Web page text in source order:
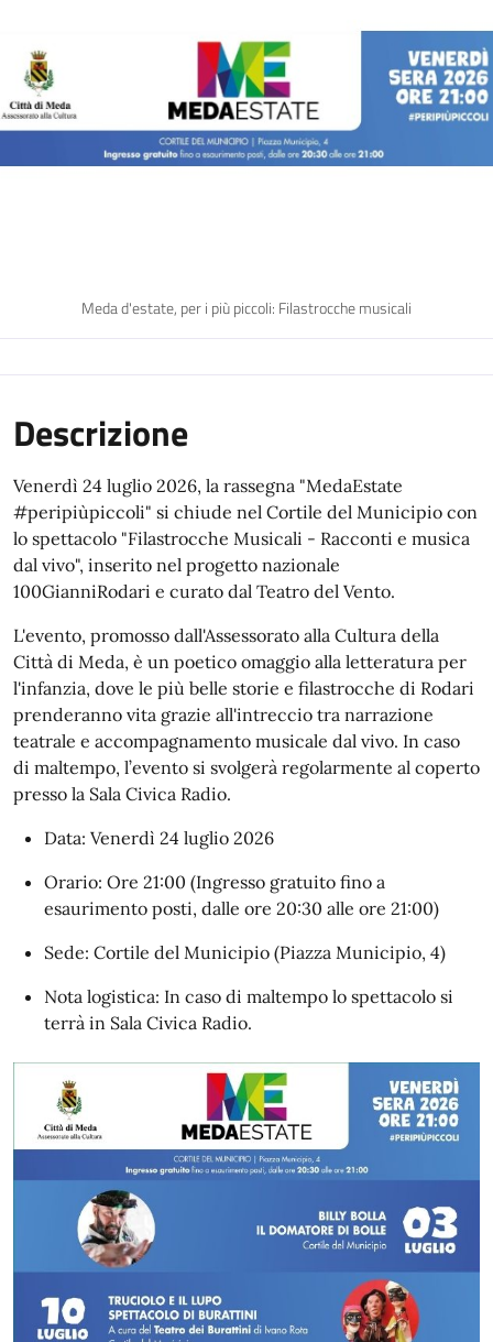
Meda d'estate, per i più piccoli: Filastrocche musicali
Descrizione
Venerdì 24 luglio 2026, la rassegna "MedaEstate
#peripiùpiccoli" si chiude nel Cortile del Municipio con
lo spettacolo "Filastrocche Musicali - Racconti e musica
dal vivo", inserito nel progetto nazionale
100GianniRodari e curato dal Teatro del Vento.
L'evento, promosso dall'Assessorato alla Cultura della
Città di Meda, è un poetico omaggio alla letteratura per
l'infanzia, dove le più belle storie e filastrocche di Rodari
prenderanno vita grazie all'intreccio tra narrazione
teatrale e accompagnamento musicale dal vivo. In caso
di maltempo, l’evento si svolgerà regolarmente al coperto
presso la Sala Civica Radio.
Data: Venerdì 24 luglio 2026
Orario: Ore 21:00 (Ingresso gratuito fino a
esaurimento posti, dalle ore 20:30 alle ore 21:00)
Sede: Cortile del Municipio (Piazza Municipio, 4)
Nota logistica: In caso di maltempo lo spettacolo si
terrà in Sala Civica Radio.